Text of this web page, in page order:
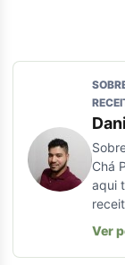
Chá
aqui
Ver